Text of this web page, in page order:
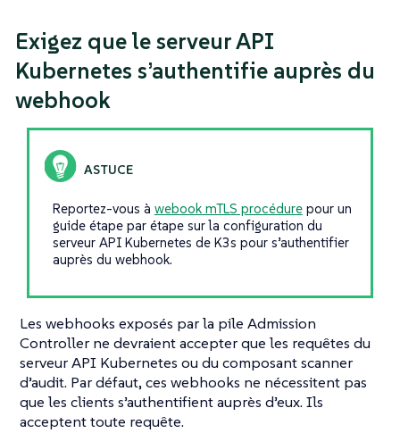
Exigez que le serveur API
Kubernetes s’authentifie auprès du
webhook
Reportez-vous à webook mTLS procédurepour un
guide étape par étape sur la configuration du
serveur API Kubernetes de K3s pour s’authentifier
auprès du webhook.
Les webhooks exposés par la pile Admission
Controller ne devraient accepter que les requêtes du
serveur API Kubernetes ou du composant scanner
d’audit. Par défaut, ces webhooks ne nécessitent pas
que les clients s’authentifient auprès d’eux. Ils
acceptent toute requête.